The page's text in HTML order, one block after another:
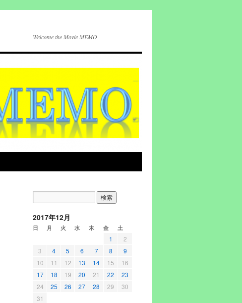
Welcome the Movie MEMO
2017年12月
日 月 火 水 木 金 土
1
2
3
4 5 6 7 8
9
10
11 12 13 14 15
16
17
18 19 20 21 22
23
24
25 26 27 28 29
30
31